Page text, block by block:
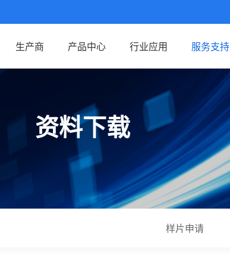
生产商 产品中心 行业应用 服务支持
资料下载
样片申请